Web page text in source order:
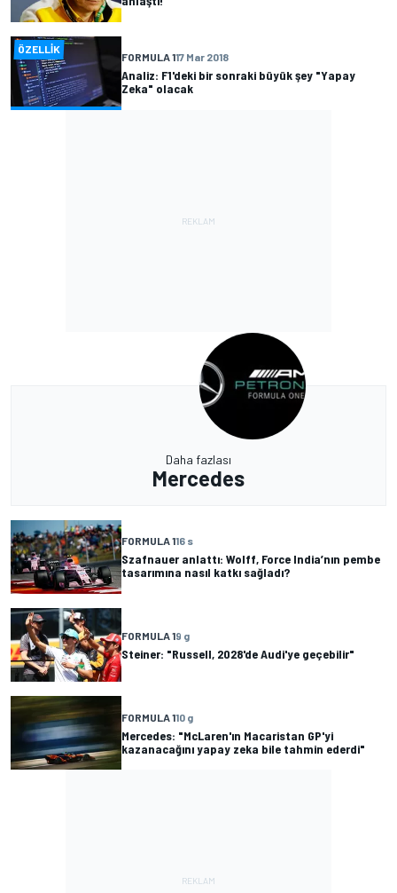
ÖZELLIK
FORMULA 117 Mar 2018
Analiz: F1'deki bir sonraki büyük şey "Yapay
Zeka" olacak
Daha fazlası
Mercedes
FORMULA 116 s
Szafnauer anlattı: Wolff, Force India’nın pembe
tasarımına nasıl katkı sağladı?
FORMULA 19 g
Steiner: "Russell, 2028'de Audi'ye geçebilir"
FORMULA 110 g
Mercedes: "McLaren'ın Macaristan GP'yi
kazanacağını yapay zeka bile tahmin ederdi"